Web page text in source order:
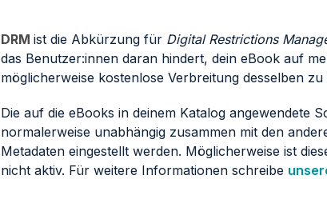
DRM ist die Abkürzung für Digital Restrictions
das Benutzer:innen daran hindert, dein eBook auf
möglicherweise kostenlose Verbreitung desselben
Die auf die eBooks in deinem Katalog angewendete
normalerweise unabhängig zusammen mit den
Metadaten eingestellt werden. Möglicherweise ist
nicht aktiv. Für weitere Informationen schreibe